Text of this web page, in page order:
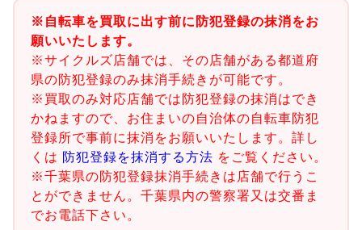
※自転車を買取に出す前に防犯登録の抹消をお
願いいたします。
※サイクルズ店舗では、その店舗がある都道府
県の防犯登録のみ抹消手続きが可能です。
※買取のみ対応店舗では防犯登録の抹消はでき
かねますので、お住まいの自治体の自転車防犯
登録所で事前に抹消をお願いいたします。詳し
くは 防犯登録を抹消する方法 をご覧ください。
※千葉県の防犯登録抹消手続きは店舗で行うこ
とができません。千葉県内の警察署又は交番ま
でお電話下さい。